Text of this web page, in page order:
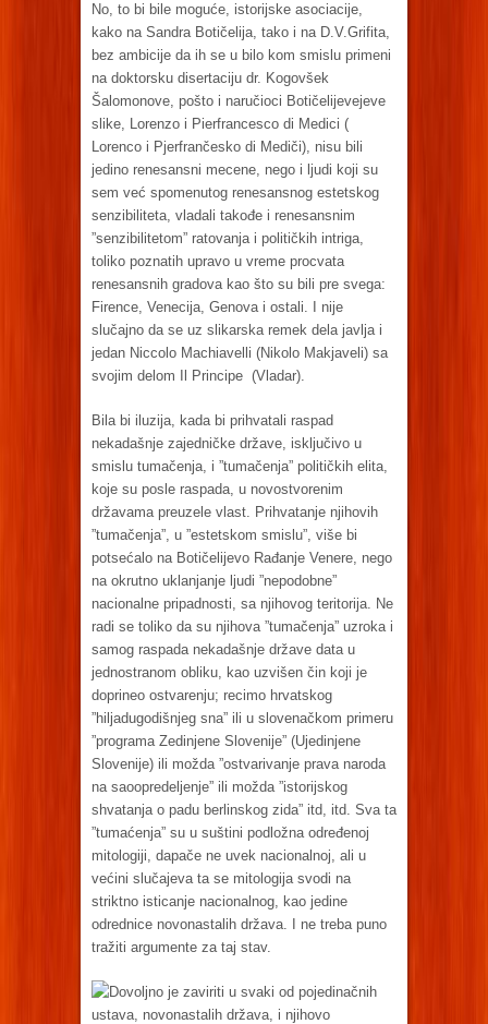
No, to bi bile moguće, istorijske asociacije,
kako na Sandra Botičelija, tako i na D.V.Grifita,
bez ambicije da ih se u bilo kom smislu primeni
na doktorsku disertaciju dr. Kogovšek
Šalomonove, pošto i naručioci Botičelijevejeve
slike, Lorenzo i Pierfrancesco di Medici (
Lorenco i Pjerfrančesko di Mediči), nisu bili
jedino renesansni mecene, nego i ljudi koji su
sem već spomenutog renesansnog estetskog
senzibiliteta, vladali takođe i renesansnim
”senzibilitetom” ratovanja i političkih intriga,
toliko poznatih upravo u vreme procvata
renesansnih gradova kao što su bili pre svega:
Firence, Venecija, Genova i ostali. I nije
slučajno da se uz slikarska remek dela javlja i
jedan Niccolo Machiavelli (Nikolo Makjaveli) sa
svojim delom Il Principe (Vladar).
Bila bi iluzija, kada bi prihvatali raspad
nekadašnje zajedničke države, isključivo u
smislu tumačenja, i ”tumačenja” političkih elita,
koje su posle raspada, u novostvorenim
državama preuzele vlast. Prihvatanje njihovih
”tumačenja”, u ”estetskom smislu”, više bi
potsećalo na Botičelijevo Rađanje Venere, nego
na okrutno uklanjanje ljudi ”nepodobne”
nacionalne pripadnosti, sa njihovog teritorija. Ne
radi se toliko da su njihova ”tumačenja” uzroka i
samog raspada nekadašnje države data u
jednostranom obliku, kao uzvišen čin koji je
doprineo ostvarenju; recimo hrvatskog
”hiljadugodišnjeg sna” ili u slovenačkom primeru
”programa Zedinjene Slovenije” (Ujedinjene
Slovenije) ili možda ”ostvarivanje prava naroda
na saoopredeljenje” ili možda ”istorijskog
shvatanja o padu berlinskog zida” itd, itd. Sva ta
”tumaćenja” su u suštini podložna određenoj
mitologiji, dapače ne uvek nacionalnoj, ali u
većini slučajeva ta se mitologija svodi na
striktno isticanje nacionalnog, kao jedine
odrednice novonastalih država. I ne treba puno
tražiti argumente za taj stav.
Dovoljno je zaviriti u svaki od pojedinačnih
ustava, novonastalih država, i njihovo